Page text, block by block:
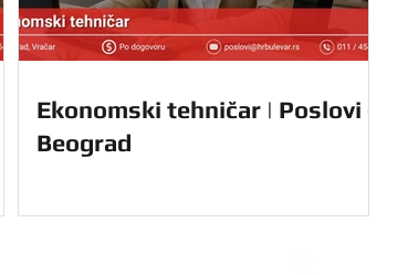
Ekonomski tehničar | Poslovi -
Beograd